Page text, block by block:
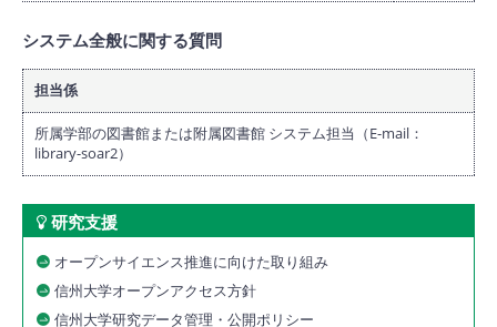
システム全般に関する質問
担当係
所属学部の図書館または附属図書館 システム担当（E-mail：
library-soar2）
研究支援
オープンサイエンス推進に向けた取り組み
信州大学オープンアクセス方針
信州大学研究データ管理・公開ポリシー